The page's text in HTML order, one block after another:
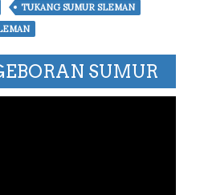
TUKANG SUMUR SLEMAN
SUMUR